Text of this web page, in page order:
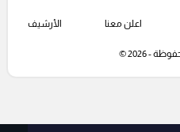
اعلن معنا الأرشيف
- 2026 ©